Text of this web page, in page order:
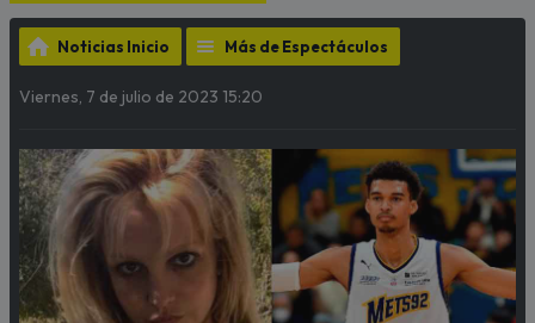
Noticias Inicio Más de Espectáculos
Viernes, 7 de julio de 2023 15:20